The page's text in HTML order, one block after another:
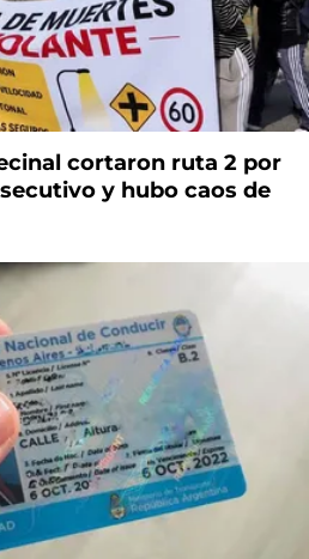
cortaron ruta 2 por
y hubo caos de